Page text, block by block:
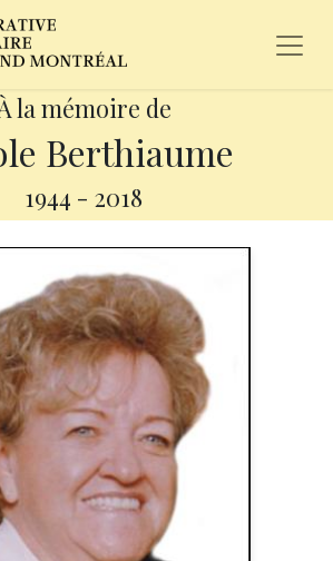
la mémoire de
Berthiaume
1944 - 2018